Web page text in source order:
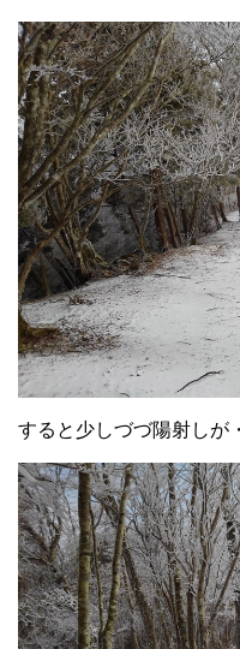
すると少しづづ陽射しが